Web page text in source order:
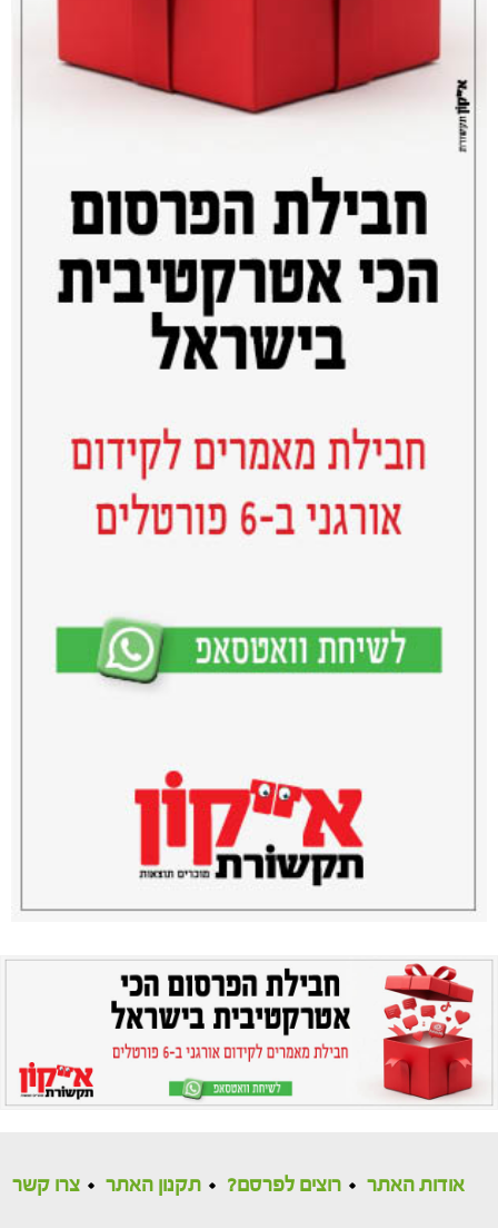
אודות האתר רוצים לפרסם? תקנון האתר צרו קשר